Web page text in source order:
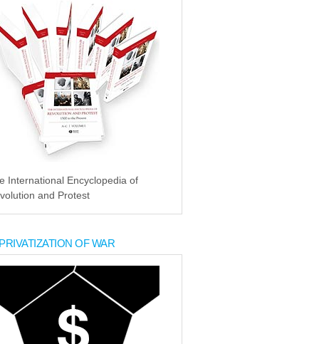
International Encyclopedia of
and Protest
OF WAR